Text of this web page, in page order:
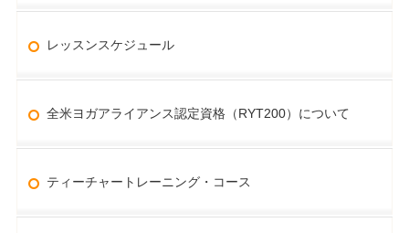
レッスンスケジュール
全米ヨガアライアンス認定資格（RYT200）について
ティーチャートレーニング・コース